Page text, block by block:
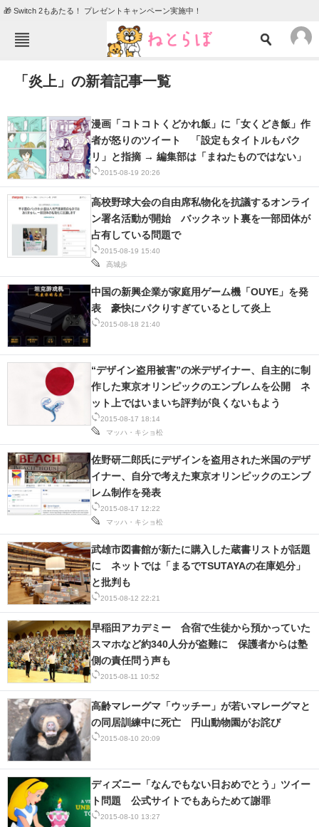
🎁 Switch 2もあたる！ プレゼントキャンペーン実施中！
TOP ニュース
グルメ 地域
住まい
動物
メディア
注目記事を集めた総合ページ
ITの今と未来を見通す
スマホと通信の最新トレンド
進化するPCとデバイスの未来
好きが集まる 比べて選べる
ビジネスと働き方のヒント
AI活用のいまが分かる
企業ITのトレンドを詳説
経営リーダーのコミュニティ
マーケ×ITの今がよく分かる
ITエンジニア向け専門サイト
企業向けIT製品の総合サイト
IT製品の技術・比較・事例
製造業のIT導入・活用を支援
モノづくり技術者専門サイト
エレクトロニクス専門サイト
電子設計の基本と応用
エネルギーの専門メディア
「炎上」の新着記事一覧
2015-08-19 20:26
漫画「コトコトくどかれ飯」に「女くどき飯」作
者が怒りのツイート 「設定もタイトルもパク
リ」と指摘 → 編集部は「まねたものではない」
2015-08-19 15:40
高城歩
高校野球大会の自由席私物化を抗議するオンライ
ン署名活動が開始 バックネット裏を一部団体が
占有している問題で
2015-08-18 21:40
中国の新興企業が家庭用ゲーム機「OUYE」を発
表 豪快にパクりすぎているとして炎上
2015-08-17 18:14
マッハ・キショ松
“デザイン盗用被害”の米デザイナー、自主的に制
作した東京オリンピックのエンブレムを公開 ネ
ット上ではいまいち評判が良くないもよう
2015-08-17 12:22
マッハ・キショ松
佐野研二郎氏にデザインを盗用された米国のデザ
イナー、自分で考えた東京オリンピックのエンブ
レム制作を発表
2015-08-12 22:21
武雄市図書館が新たに購入した蔵書リストが話題
に ネットでは「まるでTSUTAYAの在庫処分」
と批判も
2015-08-11 10:52
早稲田アカデミー 合宿で生徒から預かっていた
スマホなど約340人分が盗難に 保護者からは塾
側の責任問う声も
2015-08-10 20:09
高齢マレーグマ「ウッチー」が若いマレーグマと
の同居訓練中に死亡 円山動物園がお詫び
2015-08-10 13:27
ディズニー「なんでもない日おめでとう」ツイー
ト問題 公式サイトでもあらためて謝罪